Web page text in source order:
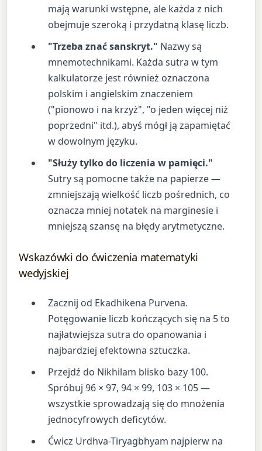
mają warunki wstępne, ale każda z nich
obejmuje szeroką i przydatną klasę liczb.
"Trzeba znać sanskryt." Nazwy są
mnemotechnikami. Każda sutra w tym
kalkulatorze jest również oznaczona
polskim i angielskim znaczeniem
("pionowo i na krzyż", "o jeden więcej niż
poprzedni" itd.), abyś mógł ją zapamiętać
w dowolnym języku.
"Służy tylko do liczenia w pamięci."
Sutry są pomocne także na papierze —
zmniejszają wielkość liczb pośrednich, co
oznacza mniej notatek na marginesie i
mniejszą szansę na błędy arytmetyczne.
Wskazówki do ćwiczenia matematyki
wedyjskiej
Zacznij od Ekadhikena Purvena.
Potęgowanie liczb kończących się na 5 to
najłatwiejsza sutra do opanowania i
najbardziej efektowna sztuczka.
Przejdź do Nikhilam blisko bazy 100.
Spróbuj 96 × 97, 94 × 99, 103 × 105 —
wszystkie sprowadzają się do mnożenia
jednocyfrowych deficytów.
Ćwicz Urdhva-Tiryagbhyam najpierw na